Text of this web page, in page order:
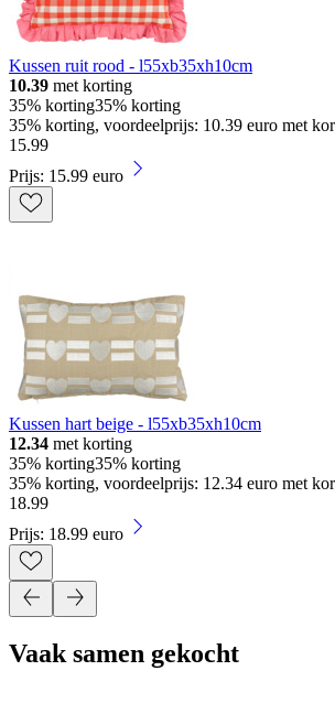
Kussen ruit rood - l55xb35xh10cm
10.39 met korting
35% korting35% korting
35% korting, voordeelprijs: 10.39 euro met
15.99
Prijs: 15.99 euro
Kussen hart beige - l55xb35xh10cm
12.34 met korting
35% korting35% korting
35% korting, voordeelprijs: 12.34 euro met
18.99
Prijs: 18.99 euro
Vaak samen gekocht